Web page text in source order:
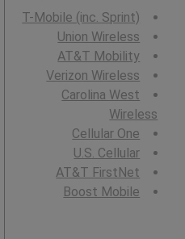
T-Mobile (inc. Sprint)
Union Wireless
AT&T Mobility
Verizon Wireless
Carolina West
Wireless
Cellular One
U.S. Cellular
AT&T FirstNet
Boost Mobile